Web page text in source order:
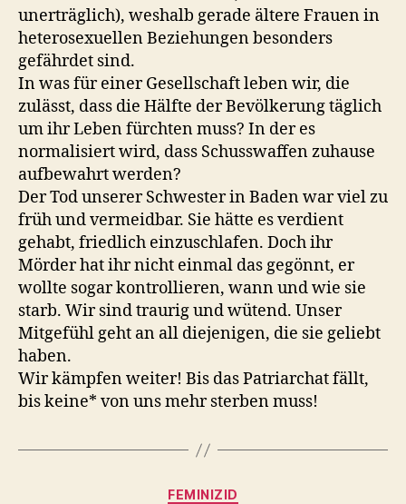
unerträglich), weshalb gerade ältere Frauen in
heterosexuellen Beziehungen besonders
gefährdet sind.
In was für einer Gesellschaft leben wir, die
zulässt, dass die Hälfte der Bevölkerung täglich
um ihr Leben fürchten muss? In der es
normalisiert wird, dass Schusswaffen zuhause
aufbewahrt werden?
Der Tod unserer Schwester in Baden war viel zu
früh und vermeidbar. Sie hätte es verdient
gehabt, friedlich einzuschlafen. Doch ihr
Mörder hat ihr nicht einmal das gegönnt, er
wollte sogar kontrollieren, wann und wie sie
starb. Wir sind traurig und wütend. Unser
Mitgefühl geht an all diejenigen, die sie geliebt
haben.
Wir kämpfen weiter! Bis das Patriarchat fällt,
bis keine* von uns mehr sterben muss!
Kategorien
FEMINIZID